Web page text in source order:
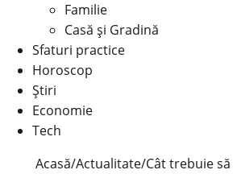
Familie
Casă şi Gradină
Sfaturi practice
Horoscop
Știri
Economie
Tech
Acasă/Actualitate/Cât trebuie